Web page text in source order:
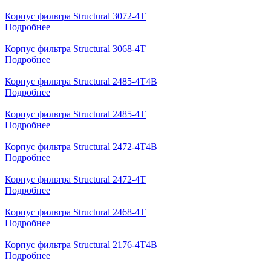
Корпус фильтра Structural 3072-4T
Подробнее
Корпус фильтра Structural 3068-4T
Подробнее
Корпус фильтра Structural 2485-4T4B
Подробнее
Корпус фильтра Structural 2485-4T
Подробнее
Корпус фильтра Structural 2472-4T4B
Подробнее
Корпус фильтра Structural 2472-4T
Подробнее
Корпус фильтра Structural 2468-4T
Подробнее
Корпус фильтра Structural 2176-4T4B
Подробнее